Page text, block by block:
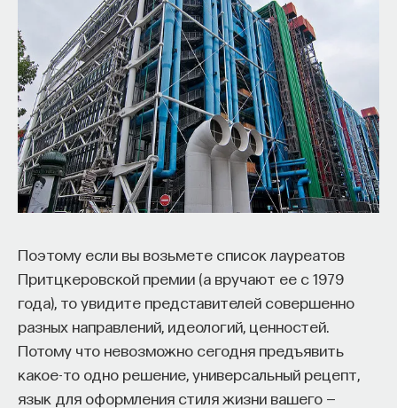
Поэтому если вы возьмете список лауреатов
Притцкеровской премии (а вручают ее с 1979
года), то увидите представителей совершенно
разных направлений, идеологий, ценностей.
Потому что невозможно сегодня предъявить
какое-то одно решение, универсальный рецепт,
язык для оформления стиля жизни вашего —